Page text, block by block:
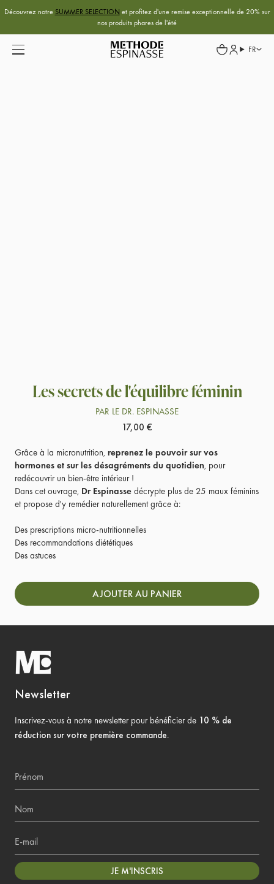
Découvrez notre SUMMER SELECTION et profitez d'une remise exceptionnelle de 20% sur
nos produits phares de l'été
FR
Les secrets de l'équilibre féminin
PAR LE DR. ESPINASSE
17,00 €
Grâce à la micronutrition, reprenez le pouvoir sur vos
hormones et sur les désagréments du quotidien, pour
redécouvrir un bien-être intérieur !
Dans cet ouvrage, Dr Espinasse décrypte plus de 25 maux féminins
et propose d'y remédier naturellement grâce à:
Des prescriptions micro-nutritionnelles
Des recommandations diététiques
Des astuces
AJOUTER AU PANIER
Newsletter
Inscrivez-vous à notre newsletter pour bénéficier de 10 % de
réduction sur votre première commande.
Nom
E-mail
JE M'INSCRIS